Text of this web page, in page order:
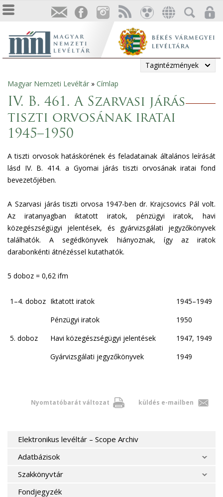
Tagintézmények
Jelenlegi
hely
Magyar Nemzeti Levéltár » Címlap
IV. B. 461. A Szarvasi járás
tiszti orvosának iratai
1945–1950
A tiszti orvosok hatáskörének és feladatainak általános leírását
lásd IV. B. 414. a Gyomai járás tiszti orvosának iratai fond
bevezetőjében.
A Szarvasi járás tiszti orvosa 1947-ben dr. Krajcsovics Pál volt.
Az iratanyagban iktatott iratok, pénzügyi iratok, havi
közegészségügyi jelentések, és gyárvizsgálati jegyzőkönyvek
találhatók. A segédkönyvek hiányoznak, így az iratok
darabonkénti átnézéssel kutathatók.
5 doboz = 0,62 ifm
1–4. doboz Iktatott iratok
1945–1949
Pénzügyi iratok
1950
5. doboz
Havi közegészségügyi jelentések
1947, 1949
Gyárvizsgálati jegyzőkönyvek
1949
Nyomtatóbarát változat küldés e-mailben
Elektronikus levéltár – Scope Archiv
Adatbázisok
Szakkönyvtár
Fondjegyzék